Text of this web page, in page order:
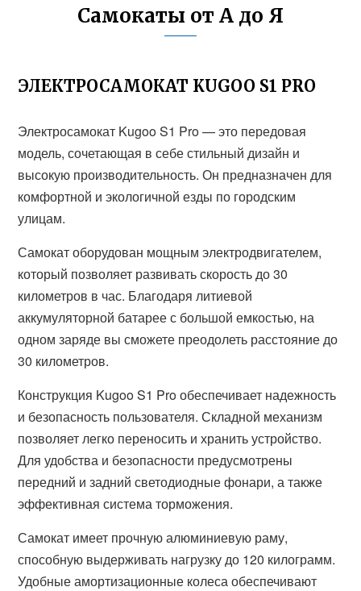
Самокаты от А до Я
ЭЛЕКТРОСАМОКАТ KUGOO S1 PRO
Электросамокат Kugoo S1 Pro — это передовая
модель, сочетающая в себе стильный дизайн и
высокую производительность. Он предназначен для
комфортной и экологичной езды по городским
улицам.
Самокат оборудован мощным электродвигателем,
который позволяет развивать скорость до 30
километров в час. Благодаря литиевой
аккумуляторной батарее с большой емкостью, на
одном заряде вы сможете преодолеть расстояние до
30 километров.
Конструкция Kugoo S1 Pro обеспечивает надежность
и безопасность пользователя. Складной механизм
позволяет легко переносить и хранить устройство.
Для удобства и безопасности предусмотрены
передний и задний светодиодные фонари, а также
эффективная система торможения.
Самокат имеет прочную алюминиевую раму,
способную выдерживать нагрузку до 120 килограмм.
Удобные амортизационные колеса обеспечивают